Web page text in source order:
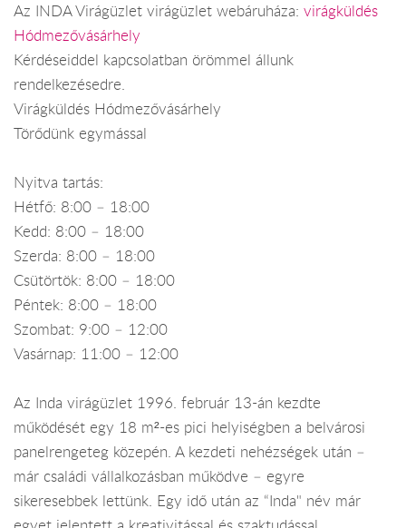
Az INDA Virágüzlet virágüzlet webáruháza: virágküldés
Hódmezővásárhely
Kérdéseiddel kapcsolatban örömmel állunk
rendelkezésedre.
Virágküldés Hódmezővásárhely
Törődünk egymással
Nyitva tartás:
Hétfő: 8:00 – 18:00
Kedd: 8:00 – 18:00
Szerda: 8:00 – 18:00
Csütörtök: 8:00 – 18:00
Péntek: 8:00 – 18:00
Szombat: 9:00 – 12:00
Vasárnap: 11:00 – 12:00
Az Inda virágüzlet 1996. február 13-án kezdte
működését egy 18 m²-es pici helyiségben a belvárosi
panelrengeteg közepén. A kezdeti nehézségek után –
már családi vállalkozásban működve – egyre
sikeresebbek lettünk. Egy idő után az “Inda" név már